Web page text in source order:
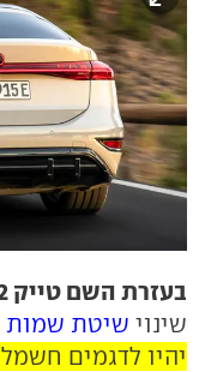
בעזרת השם טייק 2:
שינוי שיטת שמות
יהיו לדגמים